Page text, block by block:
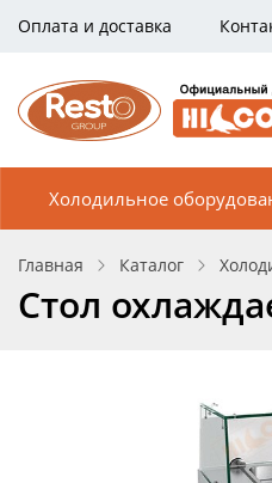
Оплата и доставка
Холодильное
Главная Каталог
Стол